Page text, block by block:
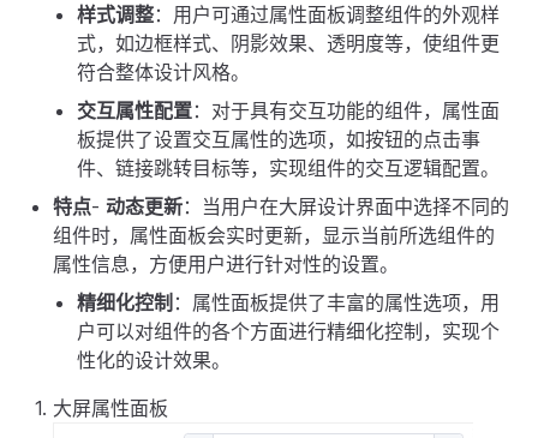
样式调整：用户可通过属性面板调整组件的外观样
式，如边框样式、阴影效果、透明度等，使组件更
符合整体设计风格。
交互属性配置：对于具有交互功能的组件，属性面
板提供了设置交互属性的选项，如按钮的点击事
件、链接跳转目标等，实现组件的交互逻辑配置。
特点- 动态更新：当用户在大屏设计界面中选择不同的
组件时，属性面板会实时更新，显示当前所选组件的
属性信息，方便用户进行针对性的设置。
精细化控制 ：属性面板提供了丰富的属性选项，用
户可以对组件的各个方面进行精细化控制，实现个
性化的设计效果。
大屏属性面板